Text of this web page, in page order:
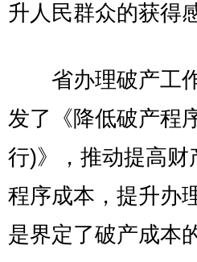
升人民群众的获得
省办理破产工作
发了《降低破产程
行)》，推动提高
程序成本，提升办
是界定了破产成本